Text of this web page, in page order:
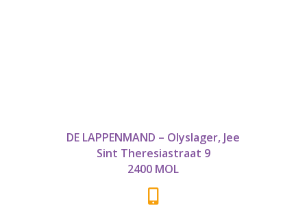
DE LAPPENMAND – Olyslager, Jee
Sint Theresiastraat 9
2400 MOL
